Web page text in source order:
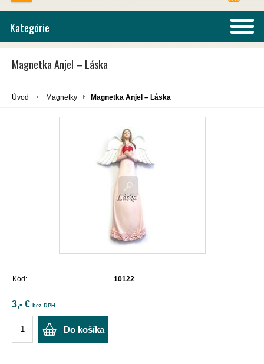
Kategórie
Magnetka Anjel – Láska
Úvod Magnetky Magnetka Anjel – Láska
Kód: 10122
3,- € bez DPH
Do košíka